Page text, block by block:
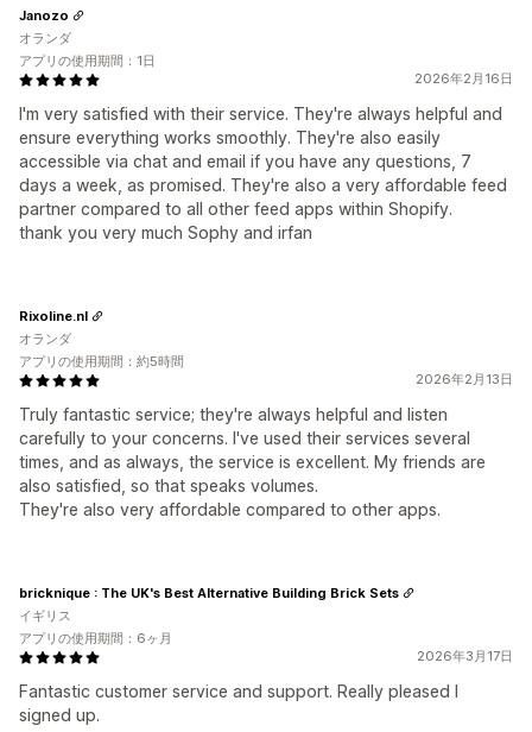
2026年2月16日
I'm very satisfied with their service. They're always helpful and
ensure everything works smoothly. They're also easily
accessible via chat and email if you have any questions, 7
days a week, as promised. They're also a very affordable feed
partner compared to all other feed apps within Shopify.
thank you very much Sophy and irfan
Janozo
オランダ
アプリの使用期間：1日
2026年2月13日
Truly fantastic service; they're always helpful and listen
carefully to your concerns. I've used their services several
times, and as always, the service is excellent. My friends are
also satisfied, so that speaks volumes.
They're also very affordable compared to other apps.
Rixoline.nl
オランダ
アプリの使用期間：約5時間
2026年3月17日
Fantastic customer service and support. Really pleased I
signed up.
bricknique : The UK's Best Alternative Building Brick Sets
イギリス
アプリの使用期間：6ヶ月